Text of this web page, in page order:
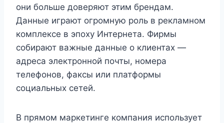
они больше доверяют этим брендам.
Данные играют огромную роль в рекламном
комплексе в эпоху Интернета. Фирмы
собирают важные данные о клиентах —
адреса электронной почты, номера
телефонов, факсы или платформы
социальных сетей.
В прямом маркетинге компания использует